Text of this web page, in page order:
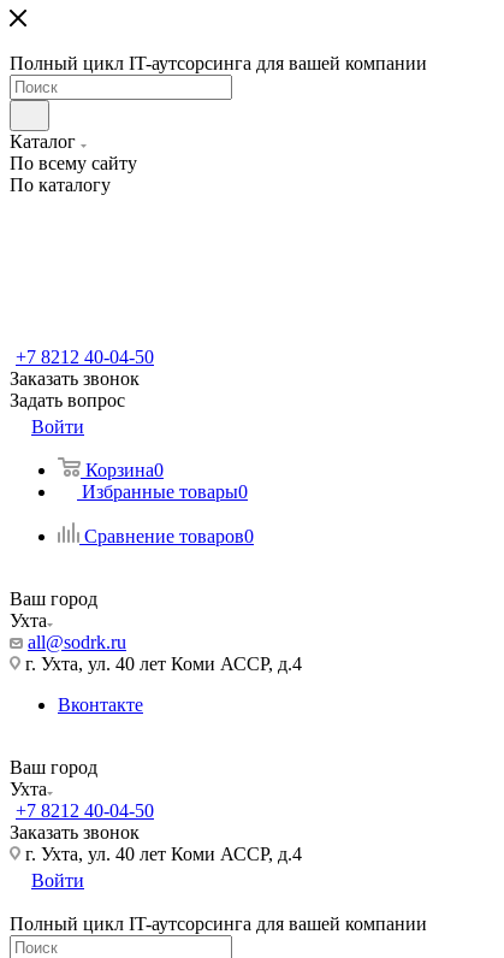
Полный цикл IT-аутсорсинга для вашей компании
Каталог
По всему сайту
По каталогу
+7 8212 40-04-50
Заказать звонок
Задать вопрос
Войти
Корзина0
Избранные товары0
Сравнение товаров0
Ваш город
Ухта
all@sodrk.ru
г. Ухта, ул. 40 лет Коми АССР, д.4
Вконтакте
Ваш город
Ухта
+7 8212 40-04-50
Заказать звонок
г. Ухта, ул. 40 лет Коми АССР, д.4
Войти
Полный цикл IT-аутсорсинга для вашей компании